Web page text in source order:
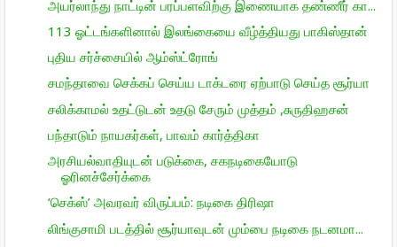
அயர்லாந்து நாட்டின் பரப்பளவிற்கு இணையாக தண்ணீர் கா...
113 ஓட்டங்களினால் இலங்கையை வீழ்த்தியது பாகிஸ்தான்
புதிய சர்ச்சையில் ஆம்ஸ்ட்ரோங்
சமந்தாவை செக்கப் செய்ய டாக்டரை ஏற்பாடு செய்த சூர்யா
சலிக்காமல் உதட்டுடன் உதடு சேரும் முத்தம் ,சுருதிஹசன்
பந்தாடும் நாயகர்கள், பாவம் கார்த்திகா
அரசியல்வாதியுடன் படுக்கை, சகநடிகையோடு
ஓரினச்சேர்க்கை
‘செக்ஸ்’ அவரவர் விருப்பம்: நடிகை திரிஷா
லிங்குசாமி படத்தில் சூர்யாவுடன் மும்பை நடிகை நடனமா...